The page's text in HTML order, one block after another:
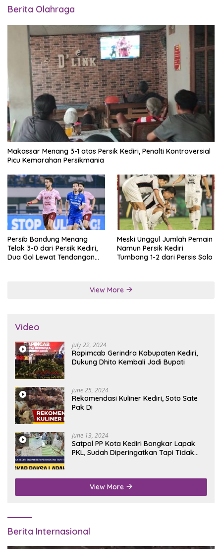
Berita Olahraga
Makassar Menang 3-1 atas Persik Kediri, Penalti Kontroversial
Picu Kemarahan Persikmania
Persib Bandung Menang
Telak 3-0 dari Persik Kediri,
Dua Gol Lewat Tendangan
Meski Unggul Jumlah Pemain
Namun Persik Kediri
Tumbang 1-2 dari Persis Solo
View More
Video
July 22, 2024
Rapimcab Gerindra Kabupaten Kediri,
Dukung Dhito Kembali Jadi Bupati
June 25, 2024
Rekomendasi Kuliner Kediri, Soto Sate
Pak Di
June 13, 2024
Satpol PP Kota Kediri Bongkar Lapak
PKL, Sudah Diperingatkan Tapi Tidak
View More
Berita Internasional